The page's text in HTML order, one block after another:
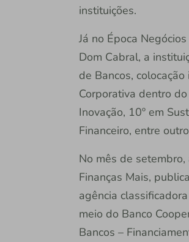
instituições.
Já no Época
Dom Cabral, a
de Bancos,
Corporativa dentro
Inovação, 10º em
Financeiro, entre
No mês de
Finanças Mais,
agência
meio do Banco
Bancos –